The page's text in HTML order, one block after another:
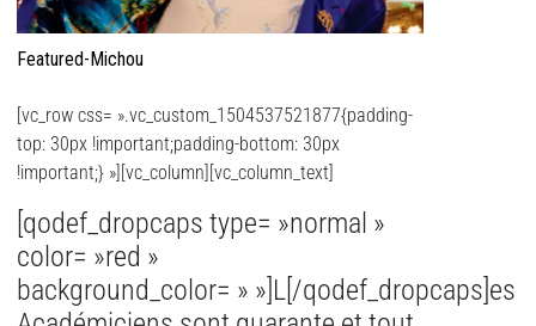
Featured-Michou
[vc_row css= ».vc_custom_1504537521877{padding-
top: 30px !important;padding-bottom: 30px
!important;} »][vc_column][vc_column_text]
[qodef_dropcaps type= »normal »
color= »red »
background_color= » »]L[/qodef_dropcaps]es